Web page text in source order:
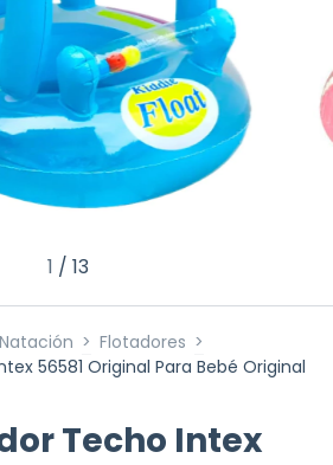
1 / 13
Natación > Flotadores >
56581 Original Para Bebé Original
Techo Intex